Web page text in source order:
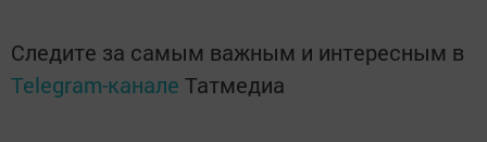
Следите за самым важным и интересным в
Telegram-канале Татмедиа